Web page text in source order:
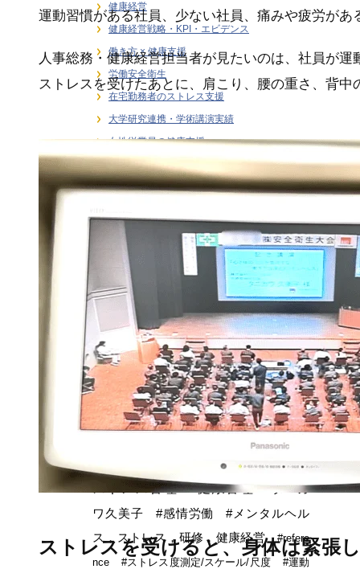
運動習慣がある社員、少ない社員、痛みや疲労が
人事総務・健康経営担当者が見たいのは、社員が
ストレスを受けたあとに、肩こり、腰の重さ、背
ストレスを受けると、身体は緊張
健康経営
健康経営戦略・KPI・エビデンス
働き方 × 健康支援
労働安全衛生
在宅勤務者のストレス支援
大学研究連携・学術講演実績
女性従業員の健康支援
感情労働ストレス
月刊誌連載・専門寄稿
研修・セミナー
職場訪問・現場分析
階層別ヘルスリテラシー（新人・若手・中
堅・ベテラン）
注目のキーワード
#ストレス
#ストレスマネジ
メント
#ストレスケア
#スト
レス予防研修
#ストレス対策
#
#メンタルヘルス対策
#
ストレス管理
#健康管理
#タニカ
ワ久美子
#感情労働
#メンタルヘル
ス，ストレス，研修，健康経営
#refere
nce
#ストレス度測定/スケール/尺度
#運動